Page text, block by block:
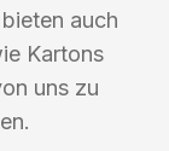
auch
Kartons
uns zu